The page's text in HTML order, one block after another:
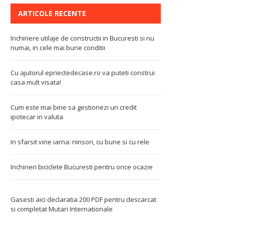
ARTICOLE RECENTE
Inchiriere utilaje de constructii in Bucuresti si nu
numai, in cele mai bune conditii
Cu ajutorul epriectedecase.ro va puteti construi
casa mult visata!
Cum este mai bine sa gestionezi un credit
ipotecar in valuta
In sfarsit vine iarna: ninsori, cu bune si cu rele
Inchirieri biciclete Bucuresti pentru orice ocazie
Gasesti aici declaratia 200 PDFpentru descarcat
si completatMutari Internationale